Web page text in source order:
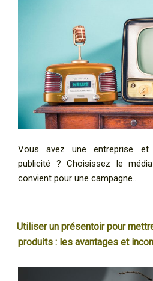
Vous avez une entreprise
publicité ? Choisissez le
convient pour une campagne…
Utiliser un présentoir pour
produits : les avantages et